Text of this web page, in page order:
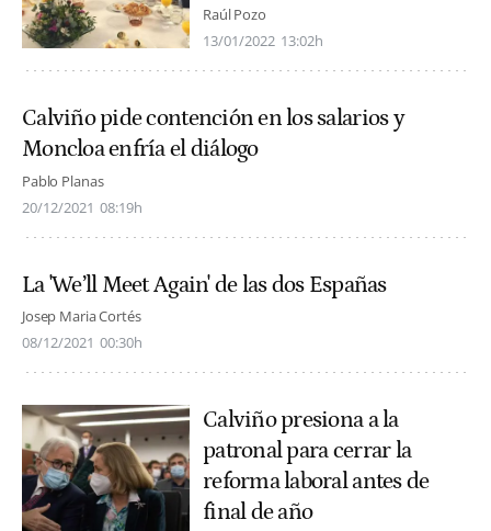
Raúl Pozo
13/01/2022 13:02h
Calviño pide contención en los salarios y
Moncloa enfría el diálogo
Pablo Planas
20/12/2021 08:19h
La 'We’ll Meet Again' de las dos Españas
Josep Maria Cortés
08/12/2021 00:30h
Calviño presiona a la
patronal para cerrar la
reforma laboral antes de
final de año